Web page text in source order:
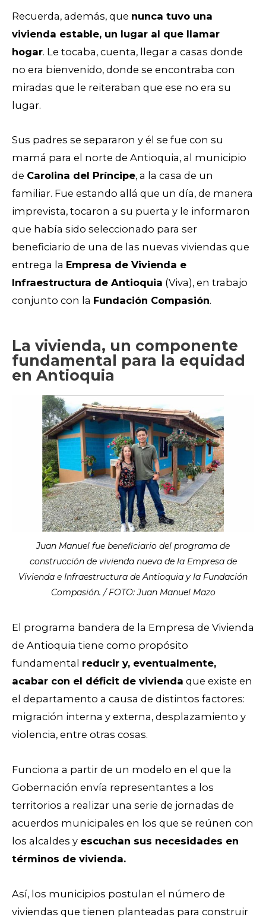
Recuerda, además, que nunca tuvo una
vivienda estable, un lugar al que llamar
hogar. Le tocaba, cuenta, llegar a casas donde
no era bienvenido, donde se encontraba con
miradas que le reiteraban que ese no era su
lugar.
Sus padres se separaron y él se fue con su
mamá para el norte de Antioquia, al municipio
de Carolina del Príncipe, a la casa de un
familiar. Fue estando allá que un día, de manera
imprevista, tocaron a su puerta y le informaron
que había sido seleccionado para ser
beneficiario de una de las nuevas viviendas que
entrega la Empresa de Vivienda e
Infraestructura de Antioquia (Viva), en trabajo
conjunto con la Fundación Compasión.
La vivienda, un componente
fundamental para la equidad
en Antioquia
Juan Manuel fue beneficiario del programa de
construcción de vivienda nueva de la Empresa de
Vivienda e Infraestructura de Antioquia y la Fundación
Compasión. / FOTO: Juan Manuel Mazo
El programa bandera de la Empresa de Vivienda
de Antioquia tiene como propósito
fundamental reducir y, eventualmente,
acabar con el déficit de vivienda que existe en
el departamento a causa de distintos factores:
migración interna y externa, desplazamiento y
violencia, entre otras cosas.
Funciona a partir de un modelo en el que la
Gobernación envía representantes a los
territorios a realizar una serie de jornadas de
acuerdos municipales en los que se reúnen con
los alcaldes y escuchan sus necesidades en
términos de vivienda.
Así, los municipios postulan el número de
viviendas que tienen planteadas para construir